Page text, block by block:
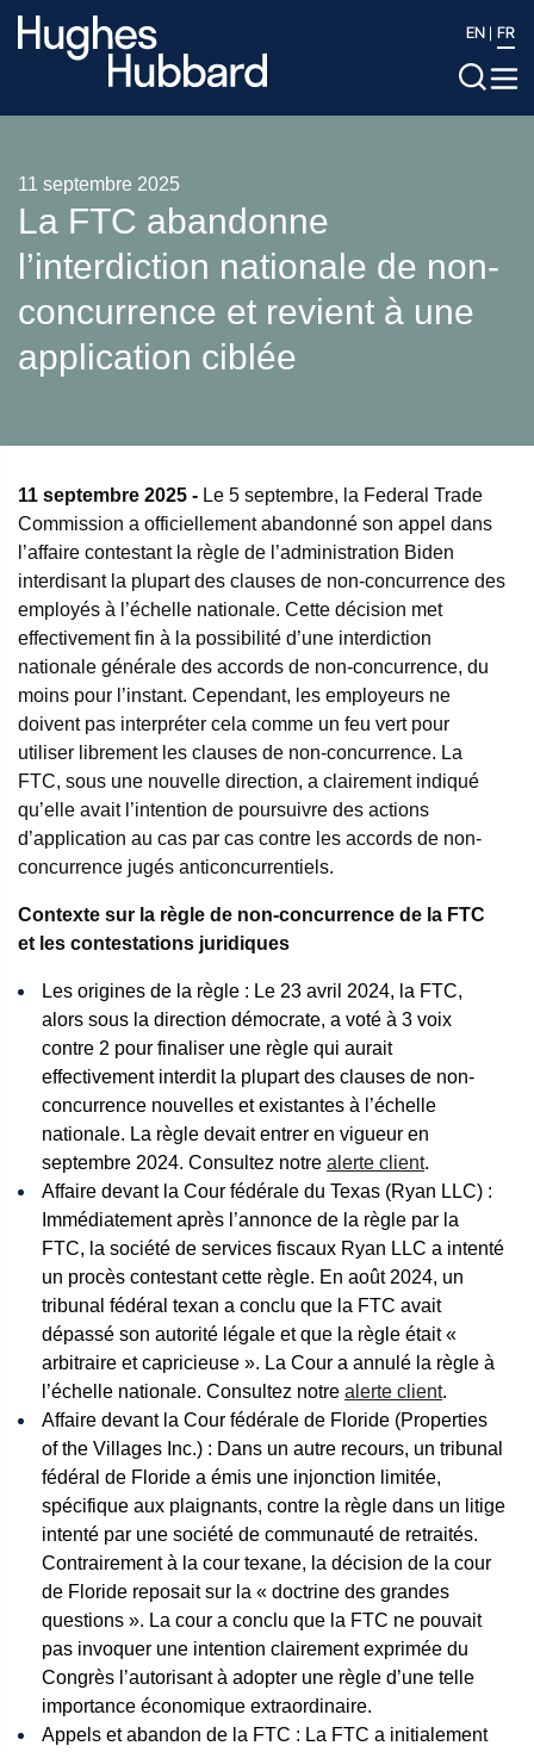
EN FR
11 septembre 2025
La FTC abandonne
l’interdiction nationale de non-
concurrence et revient à une
application ciblée
11 septembre 2025 - Le 5 septembre, la Federal Trade
Commission a officiellement abandonné son appel dans
l’affaire contestant la règle de l’administration Biden
interdisant la plupart des clauses de non-concurrence des
employés à l’échelle nationale. Cette décision met
effectivement fin à la possibilité d’une interdiction
nationale générale des accords de non-concurrence, du
moins pour l’instant. Cependant, les employeurs ne
doivent pas interpréter cela comme un feu vert pour
utiliser librement les clauses de non-concurrence. La
FTC, sous une nouvelle direction, a clairement indiqué
qu’elle avait l’intention de poursuivre des actions
d’application au cas par cas contre les accords de non-
concurrence jugés anticoncurrentiels.
Contexte sur la règle de non-concurrence de la FTC
et les contestations juridiques
Les origines de la règle : Le 23 avril 2024, la FTC,
alors sous la direction démocrate, a voté à 3 voix
contre 2 pour finaliser une règle qui aurait
effectivement interdit la plupart des clauses de non-
concurrence nouvelles et existantes à l’échelle
nationale. La règle devait entrer en vigueur en
septembre 2024. Consultez notre alerte client.
Affaire devant la Cour fédérale du Texas (Ryan LLC) :
Immédiatement après l’annonce de la règle par la
FTC, la société de services fiscaux Ryan LLC a intenté
un procès contestant cette règle. En août 2024, un
tribunal fédéral texan a conclu que la FTC avait
dépassé son autorité légale et que la règle était «
arbitraire et capricieuse ». La Cour a annulé la règle à
l’échelle nationale. Consultez notre alerte client.
Affaire devant la Cour fédérale de Floride (Properties
of the Villages Inc.) : Dans un autre recours, un tribunal
fédéral de Floride a émis une injonction limitée,
spécifique aux plaignants, contre la règle dans un litige
intenté par une société de communauté de retraités.
Contrairement à la cour texane, la décision de la cour
de Floride reposait sur la « doctrine des grandes
questions ». La cour a conclu que la FTC ne pouvait
pas invoquer une intention clairement exprimée du
Congrès l’autorisant à adopter une règle d’une telle
importance économique extraordinaire.
Appels et abandon de la FTC : La FTC a initialement